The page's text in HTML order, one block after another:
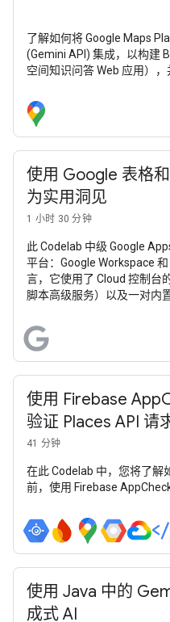
了解如何将 Google Maps
(Gemini API) 集成，以构建
空间知识问答 Web 应用），
使用 Google 表格
为实用洞见
1 小时 30 分钟
此 Codelab 中级 Google
平台：Google Workspace
言，它使用了 Cloud 控制台
脚本高级服务）以及一对内
他们能够在（相对）较短的
到幻灯片演示的最终环节。
使用 Firebase
验证 Places API 请
41 分钟
在此 Codelab 中，您将了解
前，使用 Firebase
使用 Java 中的
成式 AI